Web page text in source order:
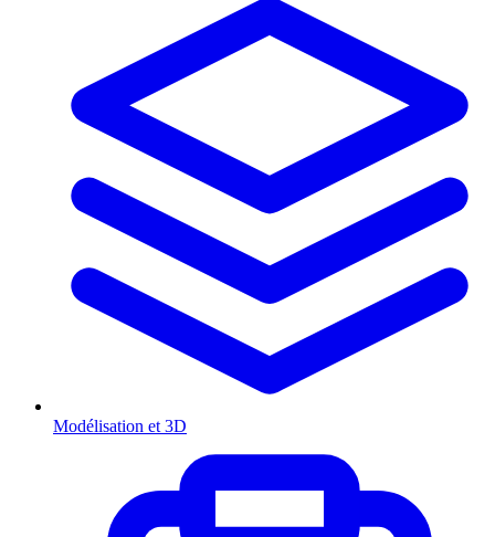
Modélisation et 3D